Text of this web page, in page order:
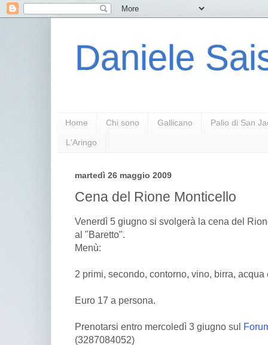
Daniele
Home Chi sono Gallicano Palio di San
L'Aringo
martedì 26 maggio 2009
Cena del Rione Monticello
Venerdì 5 giugno si svolgerà la cena del
al "Baretto".
Menù:
2 primi, secondo, contorno, vino, birra, acqua
Euro 17 a persona.
Prenotarsi entro mercoledì 3 giugno sul
(3287084052)